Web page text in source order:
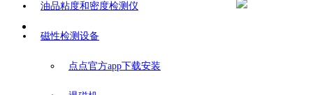
油品粘度和密度检测仪
磁性检测设备
点点官方app下载安装